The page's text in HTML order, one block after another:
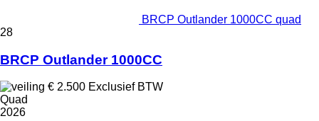
BRCP Outlander 1000CC quad
28
BRCP Outlander 1000CC
€ 2.500 Exclusief BTW
Quad
2026